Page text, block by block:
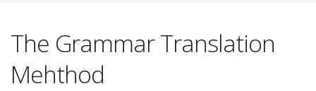
The Grammar Translation
Mehthod